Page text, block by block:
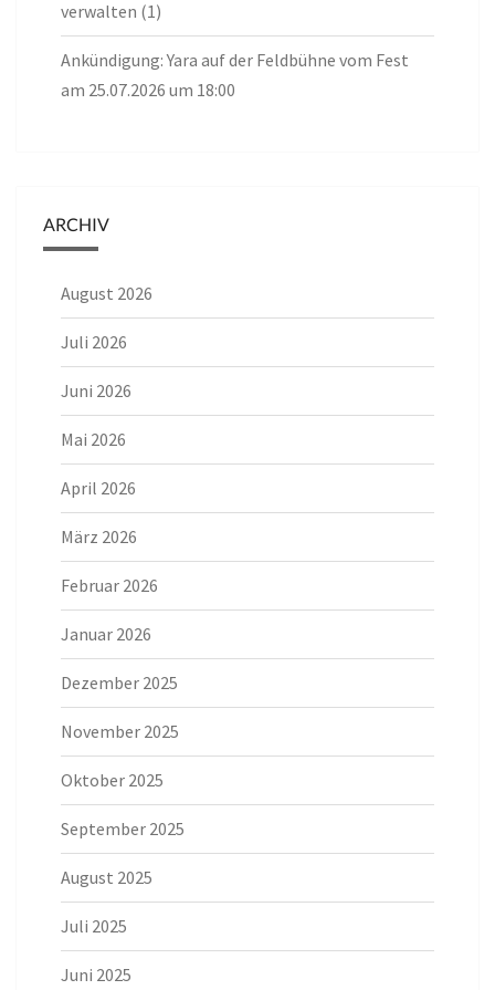
verwalten (1)
Ankündigung: Yara auf der Feldbühne vom Fest
am 25.07.2026 um 18:00
ARCHIV
August 2026
Juli 2026
Juni 2026
Mai 2026
April 2026
März 2026
Februar 2026
Januar 2026
Dezember 2025
November 2025
Oktober 2025
September 2025
August 2025
Juli 2025
Juni 2025